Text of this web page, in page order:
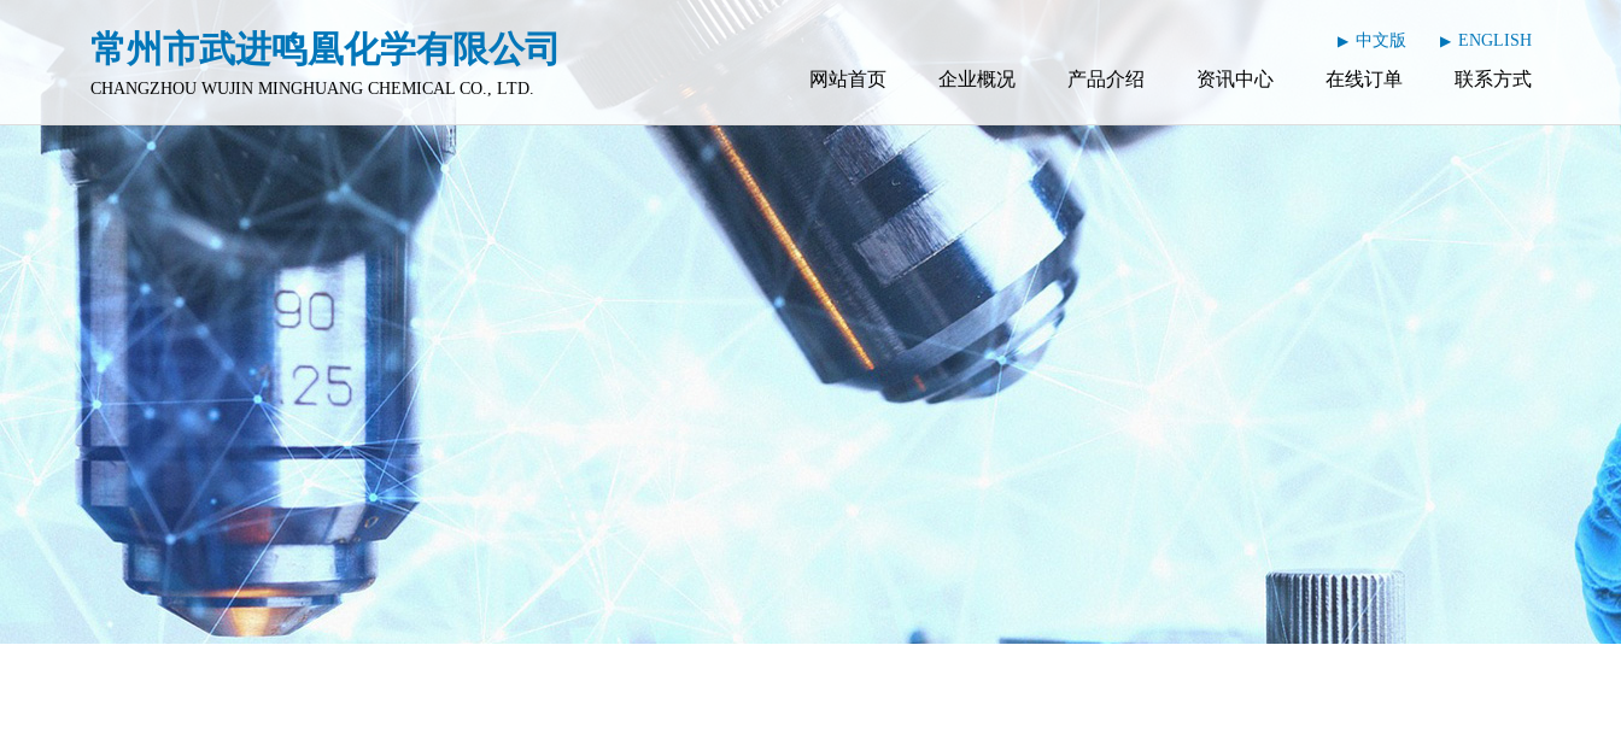
常州市武进鸣凰化学有限公司
CHANGZHOU WUJIN MINGHUANG CHEMICAL CO., LTD.
▶ 中文版 ▶ ENGLISH
网站首页 企业概况 产品介绍 资讯中心 在线订单 联系方式